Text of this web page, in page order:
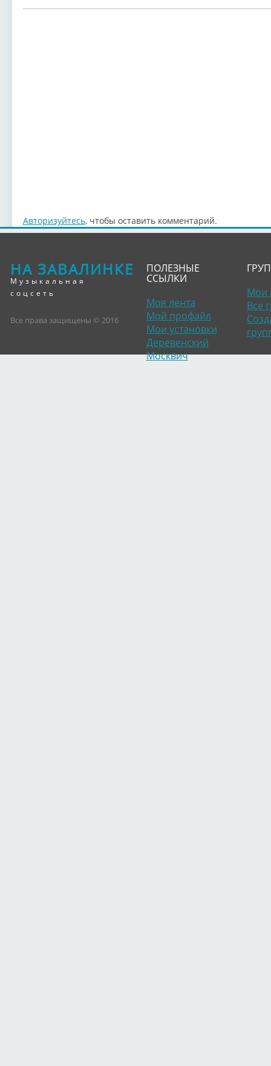
Авторизуйтесь, чтобы оставить комментарий.
НА ЗАВАЛИНКЕ
Музыкальная
соцсеть
Все права защищены © 2016
ПОЛЕЗНЫЕ
ССЫЛКИ
Моя лента
Мой профайл
Мои установки
Деревенский
Москвич
Мои
Все